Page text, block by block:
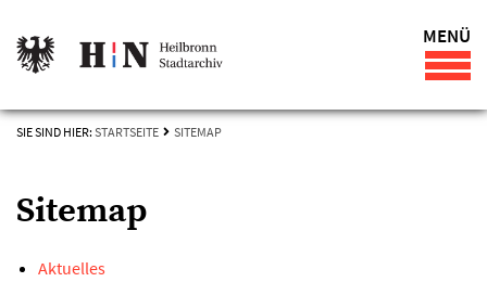
MENÜ
SIE SIND HIER: STARTSEITE SITEMAP
Sitemap
Aktuelles